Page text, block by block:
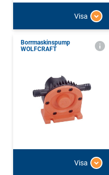
Visa
Borrmaskinspump
WOLFCRAFT
Visa